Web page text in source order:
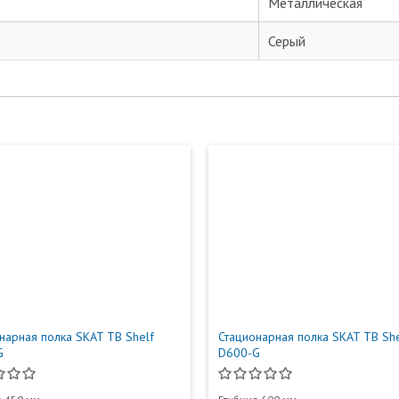
Серый
полка SKAT TB Shelf
Стационарная полка SKAT TB
D600-G
Отправить отзыв